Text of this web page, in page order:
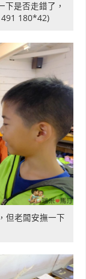
下是否走錯了，
180*42)
但老闆安撫一下